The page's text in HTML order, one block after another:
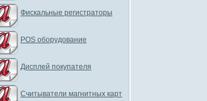
Фискальные регистраторы
POS оборудование
Дисплей покупателя
Считыватели магнитных карт